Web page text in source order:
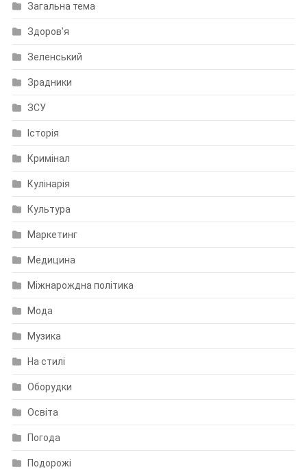
Загальна тема
Здоров'я
Зеленський
Зрадники
ЗСУ
Історія
Кримінал
Кулінарія
Культура
Маркетинг
Медицина
Міжнарождна політика
Мода
Музика
На стилі
Оборудки
Освіта
Погода
Подорожі